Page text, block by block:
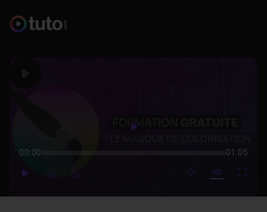
Play
00:00 01:05
PlayForwardForward mute video
Subtitles